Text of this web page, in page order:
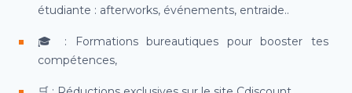
étudiante : afterworks, événements, entraide..
🎓
: Formations bureautiques pour booster tes
compétences,